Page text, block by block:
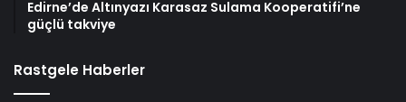
Edirne’de Altınyazı Karasaz Sulama Kooperatifi’ne
güçlü takviye
Rastgele Haberler